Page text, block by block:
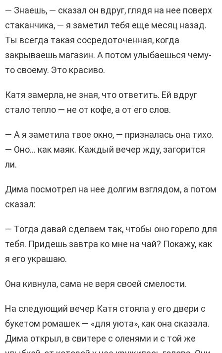
— Знаешь, — сказал он вдруг, глядя на нее поверх
стаканчика, — я заметил тебя еще месяц назад.
Ты всегда такая сосредоточенная, когда
закрываешь магазин. А потом улыбаешься чему-
то своему. Это красиво.
Катя замерла, не зная, что ответить. Ей вдруг
стало тепло — не от кофе, а от его слов.
— А я заметила твое окно, — призналась она тихо.
— Оно… как маяк. Каждый вечер жду, загорится
ли.
Дима посмотрел на нее долгим взглядом, а потом
сказал:
— Тогда давай сделаем так, чтобы оно горело для
тебя. Придешь завтра ко мне на чай? Покажу, как
я его украшаю.
Она кивнула, сама не веря своей смелости.
На следующий вечер Катя стояла у его двери с
букетом ромашек — «для уюта», как она сказала.
Дима открыл, в свитере с оленями и с той же